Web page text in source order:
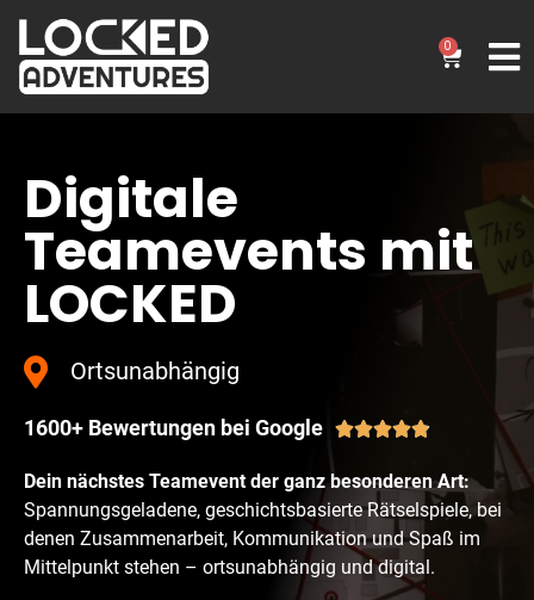
0
Digitale
Teamevents mit
LOCKED
Ortsunabhängig
1600+ Bewertungen bei Google 
Dein nächstes Teamevent der ganz besonderen Art:
Spannungsgeladene, geschichtsbasierte Rätselspiele, bei
denen Zusammenarbeit, Kommunikation und Spaß im
Mittelpunkt stehen – ortsunabhängig und digital.